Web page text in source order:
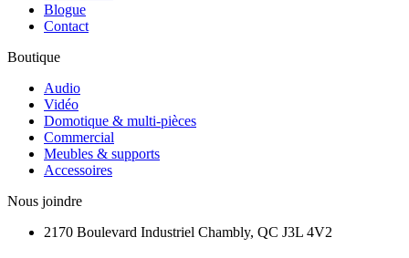
Blogue
Contact
Boutique
Audio
Vidéo
Domotique & multi-pièces
Commercial
Meubles & supports
Accessoires
Nous joindre
2170 Boulevard Industriel Chambly, QC J3L 4V2